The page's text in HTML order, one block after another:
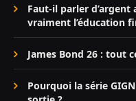
Faut-il parler d’argent
vraiment l’éducation
James Bond 26 : tout
Pourquoi la série